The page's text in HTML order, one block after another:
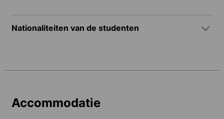
Nationaliteiten van de studenten
Accommodatie